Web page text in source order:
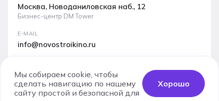
Москва, Новоданиловская наб., 12
Бизнес-центр DM Tower
E-MAIL
info@novostroikino.ru
аудитория
Скачать PDF
Мы собираем cookie, чтобы
сделать навигацию по нашему
сайту простой и безопасной для
Хорошо